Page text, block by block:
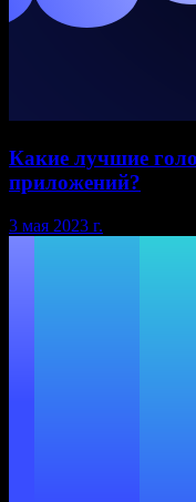
Какие лучшие
приложений?
3 мая 2023 г.